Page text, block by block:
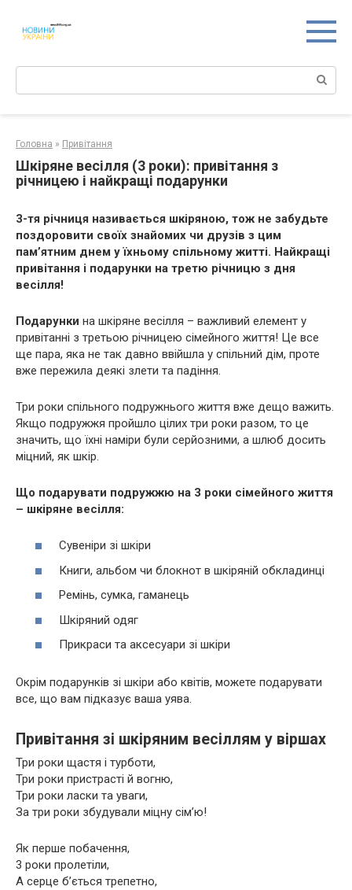
контенту
Поиск:
Головна » Привітання
Шкіряне весілля (3 роки): привітання з
річницею і найкращі подарунки
3-тя річниця називається шкіряною, тож не забудьте
поздоровити своїх знайомих чи друзів з цим
пам’ятним днем у їхньому спільному житті. Найкращі
привітання і подарунки на третю річницю з дня
весілля!
Подарунки на шкіряне весілля – важливий елемент у
привітанні з третьою річницею сімейного життя! Це все
ще пара, яка не так давно ввійшла у спільний дім, проте
вже пережила деякі злети та падіння.
Три роки спільного подружнього життя вже дещо важить.
Якщо подружжя пройшло цілих три роки разом, то це
значить, що їхні наміри були серйозними, а шлюб досить
міцний, як шкір.
Що подарувати подружжю на 3 роки сімейного життя
– шкіряне весілля:
Сувеніри зі шкіри
Книги, альбом чи блокнот в шкіряній обкладинці
Ремінь, сумка, гаманець
Шкіряний одяг
Прикраси та аксесуари зі шкіри
Окрім подарунків зі шкіри або квітів, можете подарувати
все, що вам підказує ваша уява.
Привітання зі шкіряним весіллям у віршах
Три роки щастя і турботи,
Три роки пристрасті й вогню,
Три роки ласки та уваги,
За три роки збудували міцну сім’ю!
Як перше побачення,
3 роки пролетіли,
А серце б’ється трепетно,